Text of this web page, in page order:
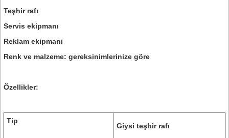
Teşhir rafı
Servis ekipmanı
Reklam ekipmanı
Renk ve malzeme: gereksinimlerinize göre
Özellikler:
Tip
Giysi teşhir rafı